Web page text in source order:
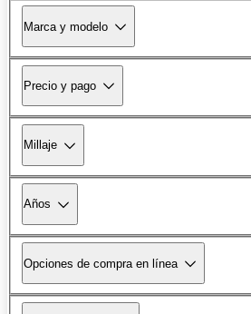
Marca y modelo
Precio y pago
Millaje
Años
Opciones de compra en línea